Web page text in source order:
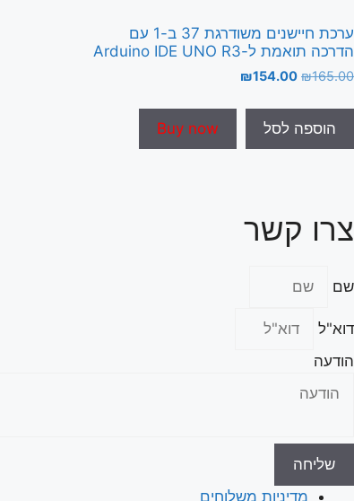
ערכת חיישנים משודרגת 37 ב-1 עם
הדרכה תואמת ל-Arduino IDE UNO R3
₪165.00
המחיר
היה:
₪165.00.
₪154.00
הוא:
₪154.00.
הוספה לסל Buy now
צרו קשר
שם
דוא"ל
הודעה
שליחה
מדיניות משלוחים